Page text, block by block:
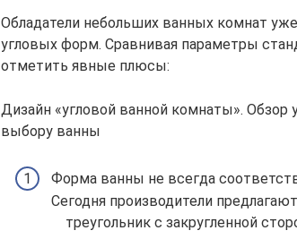
Обладатели небольших ванных комнат
угловых форм. Сравнивая параметры
отметить явные плюсы:
Дизайн «угловой ванной комнаты».
выбору ванны
Форма ванны не всегда
Сегодня производители
треугольник с закругленной